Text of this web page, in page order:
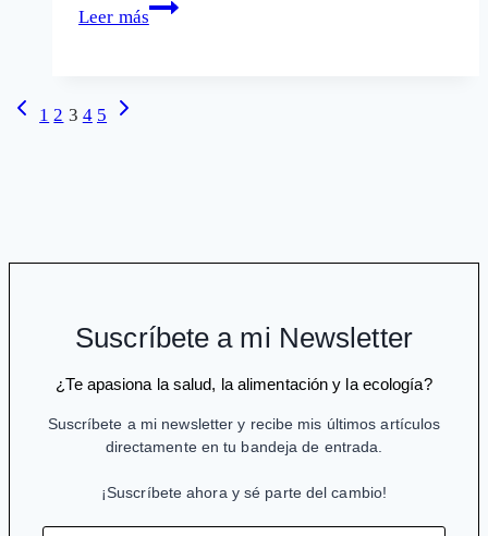
Leer más
Nueva
Navegación
Página
1 2 3 4 5
Siguiente
Suscríbete a mi Newsletter
¿Te apasiona la salud, la alimentación y la ecología?
Suscríbete a mi newsletter y recibe mis últimos artículos
directamente en tu bandeja de entrada.
¡Suscríbete ahora y sé parte del cambio!